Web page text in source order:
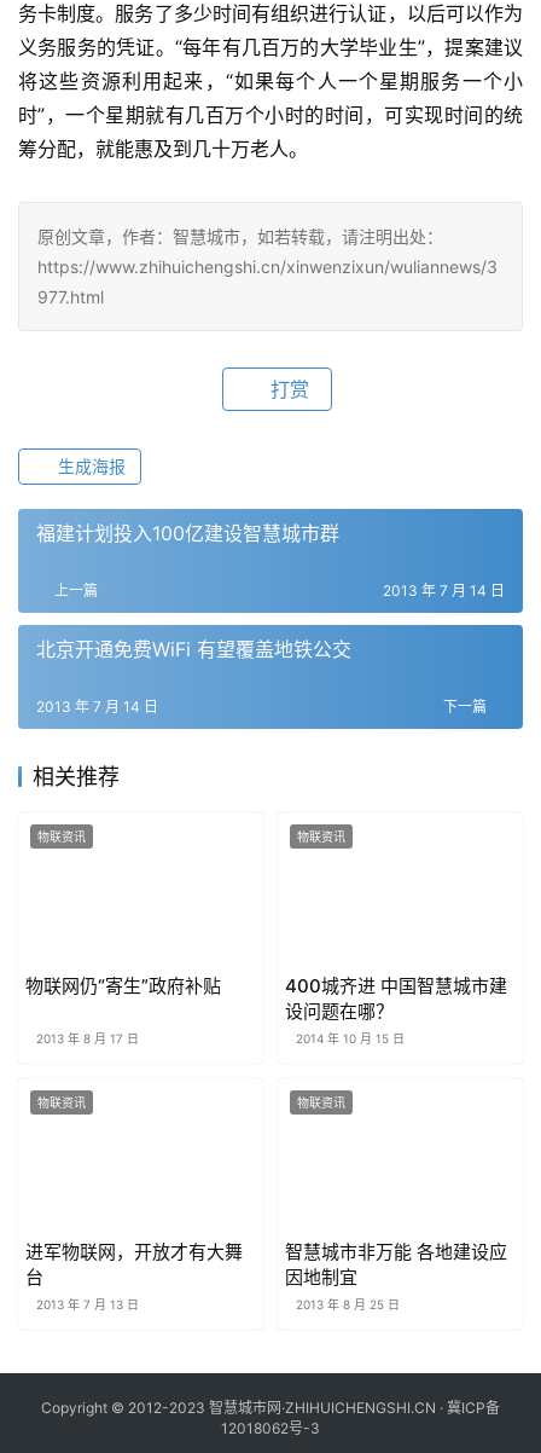
务卡制度。服务了多少时间有组织进行认证，以后可以作为
义务服务的凭证。“每年有几百万的大学毕业生”，提案建议
将这些资源利用起来，“如果每个人一个星期服务一个小
时”，一个星期就有几百万个小时的时间，可实现时间的统
筹分配，就能惠及到几十万老人。
原创文章，作者：智慧城市，如若转载，请注明出处：
https://www.zhihuichengshi.cn/xinwenzixun/wuliannews/3
977.html
打赏
生成海报
福建计划投入100亿建设智慧城市群
上一篇 2013 年 7 月 14 日
北京开通免费WiFi 有望覆盖地铁公交
下一篇
2013 年 7 月 14 日
相关推荐
物联资讯
物联网仍“寄生”政府补贴
2013 年 8 月 17 日
物联资讯
400城齐进 中国智慧城市建
设问题在哪？
2014 年 10 月 15 日
物联资讯
进军物联网，开放才有大舞
台
2013 年 7 月 13 日
物联资讯
智慧城市非万能 各地建设应
因地制宜
2013 年 8 月 25 日
Copyright © 2012-2023 智慧城市网·ZHIHUICHENGSHI.CN · 冀ICP备
12018062号-3